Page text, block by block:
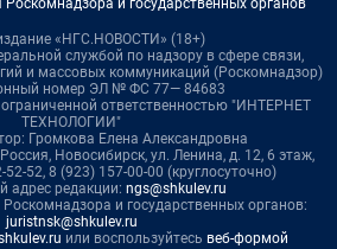
и государственных органов
«НГС.НОВОСТИ» (18+)
службой по надзору в сфере связи,
и массовых коммуникаций (Роскомнадзор)
номер ЭЛ № ФС 77— 84683
ответственностью "ИНТЕРНЕТ
ТЕХНОЛОГИИ"
Громкова Елена Александровна
Новосибирск, ул. Ленина, д. 12, 6 этаж,
52, 8 (923) 157-00-00 (круглосуточно)
адрес редакции: ngs@shkulev.ru
и государственных органов:
juristnsk@shkulev.ru
или воспользуйтесь веб-формой